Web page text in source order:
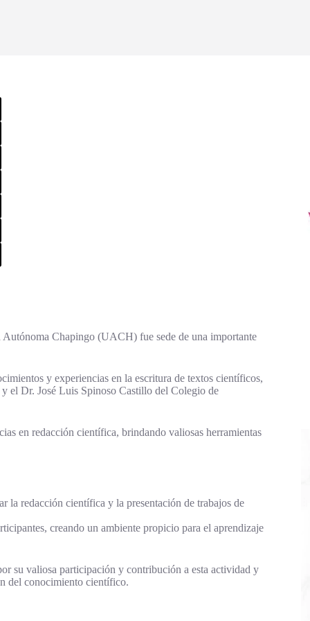
Chapingo (UACH) fue sede de una importante
y experiencias en la escritura de textos científicos,
el Dr. José Luis Spinoso Castillo del Colegio de
en redacción científica, brindando valiosas herramientas
la redacción científica y la presentación de trabajos de
creando un ambiente propicio para el aprendizaje
su valiosa participación y contribución a esta actividad y
del conocimiento científico.